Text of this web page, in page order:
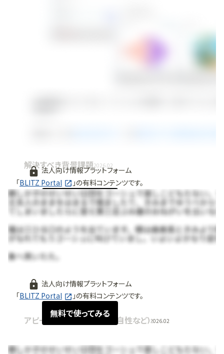
法人向け情報プラットフォーム
「BLITZ Portal 」の有料コンテンツです。
無料で使ってみる
解決すべき背景課題2026.02
法人向け情報プラットフォーム
「BLITZ Portal 」の有料コンテンツです。
無料で使ってみる
アピールポイント (強み・独自性など)2026.02